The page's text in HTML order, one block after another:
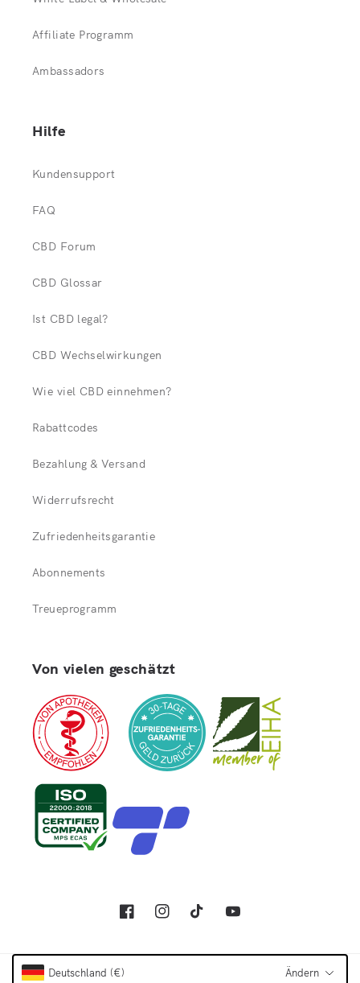
Affiliate Programm
Ambassadors
Hilfe
Kundensupport
FAQ
CBD Forum
CBD Glossar
Ist CBD legal?
CBD Wechselwirkungen
Wie viel CBD einnehmen?
Rabattcodes
Bezahlung & Versand
Widerrufsrecht
Zufriedenheitsgarantie
Abonnements
Treueprogramm
Von vielen geschätzt
FacebookInstagramTikTokYouTube
Deutschland (€) Ändern